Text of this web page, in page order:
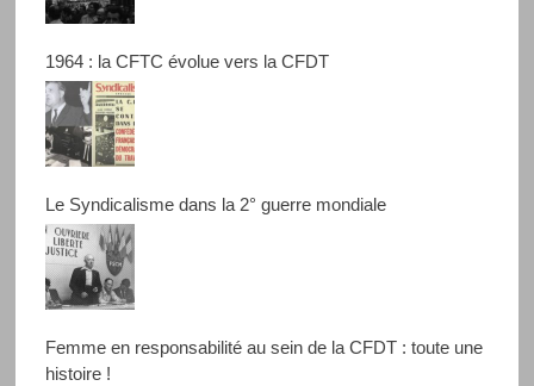
1964 : la CFTC évolue vers la CFDT
Le Syndicalisme dans la 2° guerre mondiale
Femme en responsabilité au sein de la CFDT : toute une
histoire !